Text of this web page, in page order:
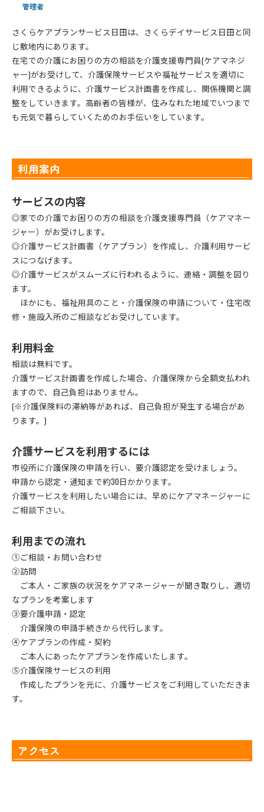
管理者
さくらケアプランサービス日田は、さくらデイサービス日田と同
じ敷地内にあります。
在宅での介護にお困りの方の相談を介護支援専門員(ケアマネジ
ャー)がお受けして、介護保険サービスや福祉サービスを適切に
利用できるように、介護サービス計画書を作成し、関係機関と調
整をしていきます。高齢者の皆様が、住みなれた地域でいつまで
も元気で暮らしていくためのお手伝いをしています。
利用案内
サービスの内容
◎家での介護でお困りの方の相談を介護支援専門員（ケアマネー
ジャー）がお受けします。
◎介護サービス計画書（ケアプラン）を作成し、介護利用サービ
スにつなげます。
◎介護サービスがスムーズに行われるように、連絡・調整を図り
ます。
ほかにも、福祉用具のこと・介護保険の申請について・住宅改
修・施設入所のご相談などお受けしています。
利用料金
相談は無料です。
介護サービス計画書を作成した場合、介護保険から全額支払われ
ますので、自己負担はありません。
(※介護保険料の滞納等があれば、自己負担が発生する場合があ
ります。)
介護サービスを利用するには
市役所に介護保険の申請を行い、要介護認定を受けましょう。
申請から認定・通知まで約30日かかります。
介護サービスを利用したい場合には、早めにケアマネージャーに
ご相談下さい。
利用までの流れ
①ご相談・お問い合わせ
②訪問
ご本人・ご家族の状況をケアマネージャーが聞き取りし、適切
なプランを考案します
③要介護申請・認定
介護保険の申請手続きから代行します。
④ケアプランの作成・契約
ご本人にあったケアプランを作成いたします。
⑤介護保険サービスの利用
作成したプランを元に、介護サービスをご利用していただきま
す。
アクセス